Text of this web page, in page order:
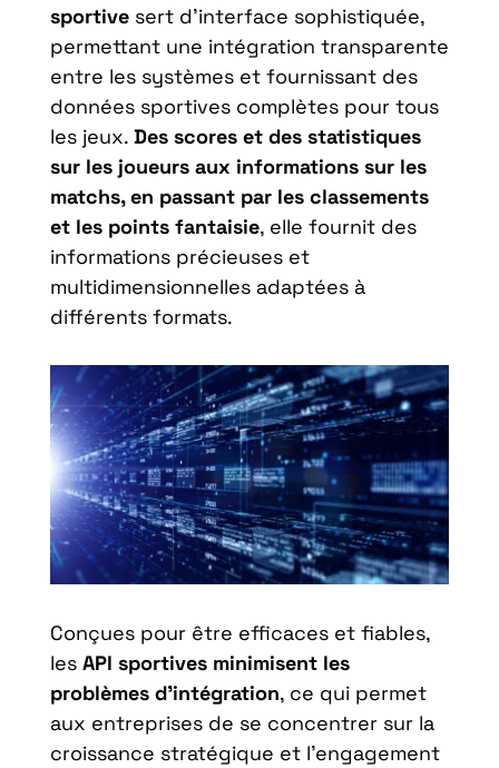
sportive sert d’interface sophistiquée,
permettant une intégration transparente
entre les systèmes et fournissant des
données sportives complètes pour tous
les jeux. Des scores et des statistiques
sur les joueurs aux informations sur les
matchs, en passant par les classements
et les points fantaisie, elle fournit des
informations précieuses et
multidimensionnelles adaptées à
différents formats.
Conçues pour être efficaces et fiables,
lesAPI sportives minimisent les
problèmes d’intégration, ce qui permet
aux entreprises de se concentrer sur la
croissance stratégique et l’engagement